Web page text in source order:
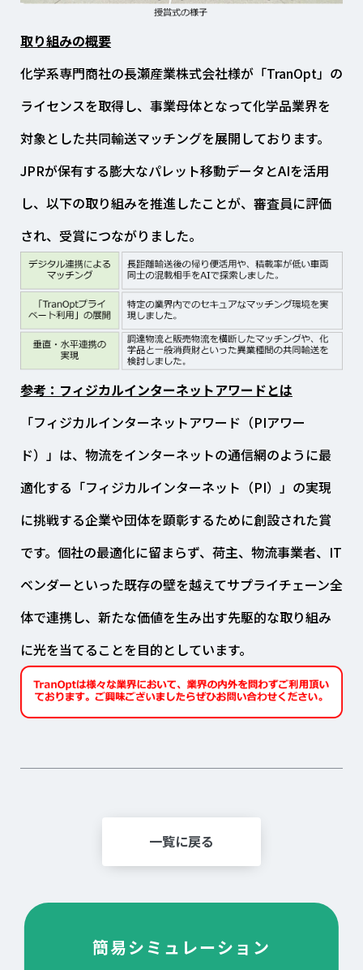
取り組みの概要
化学系専門商社の長瀬産業株式会社様が「TranOpt」の
ライセンスを取得し、事業母体となって化学品業界を
対象とした共同輸送マッチングを展開しております。
JPRが保有する膨大なパレット移動データとAIを活用
し、以下の取り組みを推進したことが、審査員に評価
され、受賞につながりました。
参考：フィジカルインターネットアワードとは
「フィジカルインターネットアワード（PIアワー
ド）」は、物流をインターネットの通信網のように最
適化する「フィジカルインターネット（PI）」の実現
に挑戦する企業や団体を顕彰するために創設された賞
です。個社の最適化に留まらず、荷主、物流事業者、IT
ベンダーといった既存の壁を越えてサプライチェーン全
体で連携し、新たな価値を生み出す先駆的な取り組み
に光を当てることを目的としています。
一覧に戻る
簡易シミュレーション